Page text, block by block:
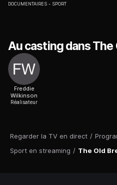
Regarder la TV en direct /
Sport en streaming / The Old
DOCUMENTAIRES SPORT
Au casting dans The
Freddie
Wilkinson
Réalisateur